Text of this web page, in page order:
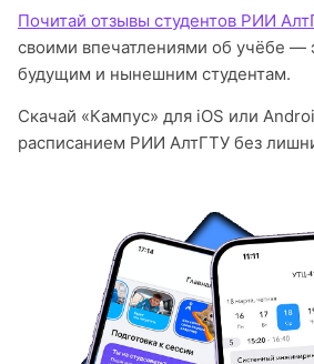
Почитай отзывы студентов РИИ
своими впечатлениями об учёбе —
будущим и нынешним студентам.
Скачай «Кампус» для iOS или
расписанием РИИ АлтГТУ без